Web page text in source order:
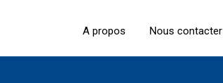
A propos Nous contacter